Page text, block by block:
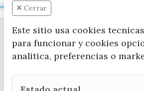
Cerrar
Este sitio usa cookies
para funcionar y cookies
analitica, preferencias o